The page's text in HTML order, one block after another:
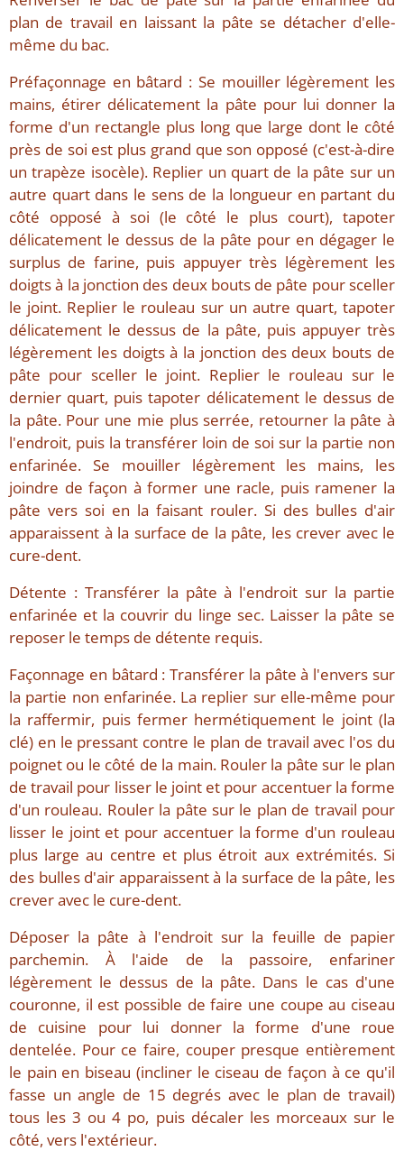
plan de travail en laissant la pâte se détacher d'elle-
même du bac.
Préfaçonnage en bâtard : Se mouiller légèrement les
mains, étirer délicatement la pâte pour lui donner la
forme d'un rectangle plus long que large dont le côté
près de soi est plus grand que son opposé (c'est-à-dire
un trapèze isocèle). Replier un quart de la pâte sur un
autre quart dans le sens de la longueur en partant du
côté opposé à soi (le côté le plus court), tapoter
délicatement le dessus de la pâte pour en dégager le
surplus de farine, puis appuyer très légèrement les
doigts à la jonction des deux bouts de pâte pour sceller
le joint. Replier le rouleau sur un autre quart, tapoter
délicatement le dessus de la pâte, puis appuyer très
légèrement les doigts à la jonction des deux bouts de
pâte pour sceller le joint. Replier le rouleau sur le
dernier quart, puis tapoter délicatement le dessus de
la pâte. Pour une mie plus serrée, retourner la pâte à
l'endroit, puis la transférer loin de soi sur la partie non
enfarinée. Se mouiller légèrement les mains, les
joindre de façon à former une racle, puis ramener la
pâte vers soi en la faisant rouler. Si des bulles d'air
apparaissent à la surface de la pâte, les crever avec le
cure-dent.
Détente : Transférer la pâte à l'endroit sur la partie
enfarinée et la couvrir du linge sec. Laisser la pâte se
reposer le temps de détente requis.
Façonnage en bâtard : Transférer la pâte à l'envers sur
la partie non enfarinée. La replier sur elle-même pour
la raffermir, puis fermer hermétiquement le joint (la
clé) en le pressant contre le plan de travail avec l'os du
poignet ou le côté de la main. Rouler la pâte sur le plan
de travail pour lisser le joint et pour accentuer la forme
d'un rouleau. Rouler la pâte sur le plan de travail pour
lisser le joint et pour accentuer la forme d'un rouleau
plus large au centre et plus étroit aux extrémités. Si
des bulles d'air apparaissent à la surface de la pâte, les
crever avec le cure-dent.
Déposer la pâte à l'endroit sur la feuille de papier
parchemin. À l'aide de la passoire, enfariner
légèrement le dessus de la pâte. Dans le cas d'une
couronne, il est possible de faire une coupe au ciseau
de cuisine pour lui donner la forme d'une roue
dentelée. Pour ce faire, couper presque entièrement
le pain en biseau (incliner le ciseau de façon à ce qu'il
fasse un angle de 15 degrés avec le plan de travail)
tous les 3 ou 4 po, puis décaler les morceaux sur le
côté, vers l'extérieur.